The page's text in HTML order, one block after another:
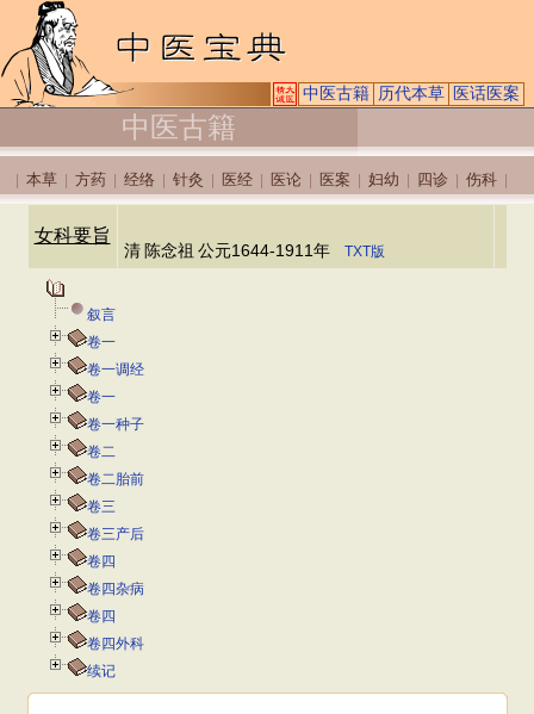
中医古籍 历代本草 医话医案
中医古籍
本草 方药 经络 针灸 医经 医论 医案 妇幼 四诊 伤科
女科要旨
清 陈念祖 公元1644-1911年 TXT版
叙言
卷一
卷一调经
卷一
卷一种子
卷二
卷二胎前
卷三
卷三产后
卷四
卷四杂病
卷四
卷四外科
续记